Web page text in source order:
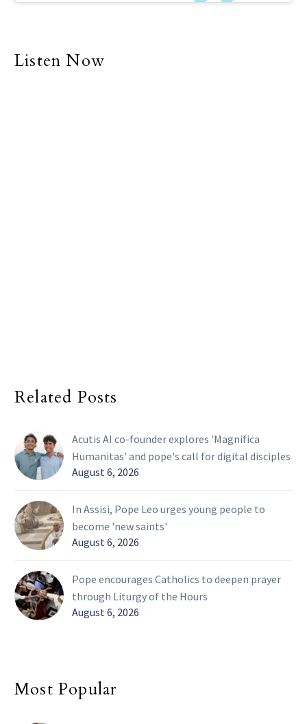
Listen Now
Related Posts
Acutis AI co-founder explores 'Magnifica
Humanitas' and pope's call for digital disciples
August 6, 2026
In Assisi, Pope Leo urges young people to
become 'new saints'
August 6, 2026
Pope encourages Catholics to deepen prayer
through Liturgy of the Hours
August 6, 2026
Most Popular